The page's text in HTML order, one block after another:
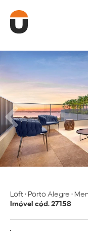
Loft•Porto Alegre •
Imóvel cód. 27158